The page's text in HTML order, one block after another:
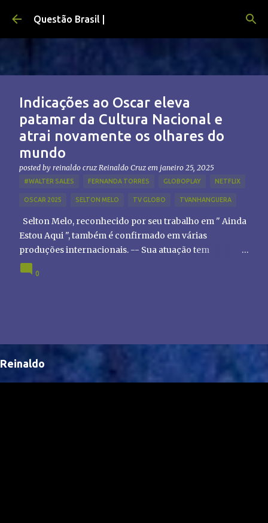
Pular para o conteúdo principal
Questão Brasil |
Indicações ao Oscar eleva
patamar da Cultura Nacional e
atrai novamente os olhares do
mundo
posted by reinaldo cruz Reinaldo Cruz em janeiro 25, 2025
#WALTER SALES FERNANDA TORRES GLOBOPLAY NETFLIX
OSCAR 2025 SELTON MELO TV GLOBO TVANHANGUERA
Selton Melo, reconhecido por seu trabalho em " Ainda
Estou Aqui ", também é confirmado em várias
produções internacionais. -- Sua atuação tem
chamado atenção de diretores e produtores fora do
Brasil, abrindo portas para novas oportunidades no
0
Reinaldo